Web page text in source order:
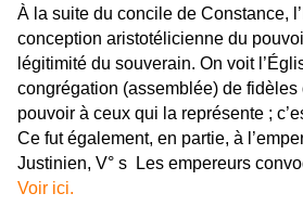
À la suite du concile de Constance,
conception aristotélicienne du
légitimité du souverain. On voit
congrégation (assemblée) de
pouvoir à ceux qui la représente ;
Ce fut également, en partie, à
Justinien, V° s Les empereurs
Voir ici.